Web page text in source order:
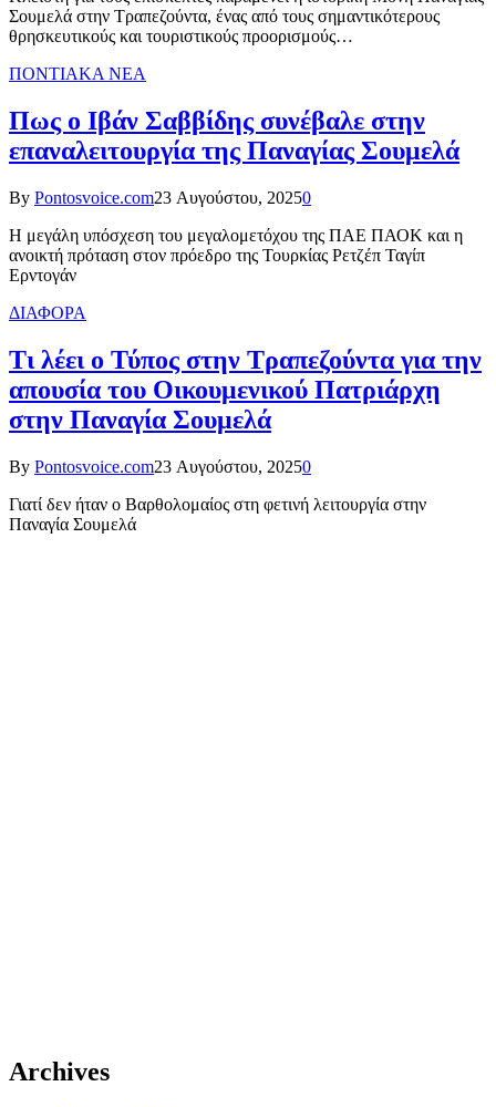
Σουμελά στην Τραπεζούντα, ένας από τους σημαντικότερους
θρησκευτικούς και τουριστικούς προορισμούς…
ΠΟΝΤΙΑΚΑ ΝΕΑ
Πως ο Ιβάν Σαββίδης συνέβαλε στην
επαναλειτουργία της Παναγίας Σουμελά
By Pontosvoice.com23 Αυγούστου, 20250
Η μεγάλη υπόσχεση του μεγαλομετόχου της ΠΑΕ ΠΑΟΚ και η
ανοικτή πρόταση στον πρόεδρο της Τουρκίας Ρετζέπ Ταγίπ
Ερντογάν
ΔΙΑΦΟΡΑ
Τι λέει ο Τύπος στην Τραπεζούντα για την
απουσία του Οικουμενικού Πατριάρχη
στην Παναγία Σουμελά
By Pontosvoice.com23 Αυγούστου, 20250
Γιατί δεν ήταν ο Βαρθολομαίος στη φετινή λειτουργία στην
Παναγία Σουμελά
Archives